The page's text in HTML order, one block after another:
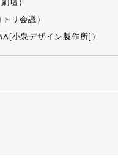
リ会議）
小泉デザイン製作所]）